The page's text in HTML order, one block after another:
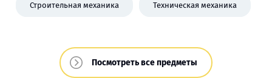
Строительная механика Техническая механика
Посмотреть все предметы